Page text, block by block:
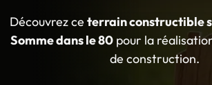
Découvrez ce terrain constructible
Somme dans le 80pour la
de construction.